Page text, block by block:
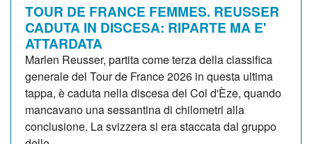
TOUR DE FRANCE FEMMES. REUSSER
CADUTA IN DISCESA: RIPARTE MA E'
ATTARDATA
Marlen Reusser, partita come terza della classifica
generale del Tour de France 2026 in questa ultima
tappa, è caduta nella discesa del Col d'Èze, quando
mancavano una sessantina di chilometri alla
conclusione. La svizzera si era staccata dal gruppo